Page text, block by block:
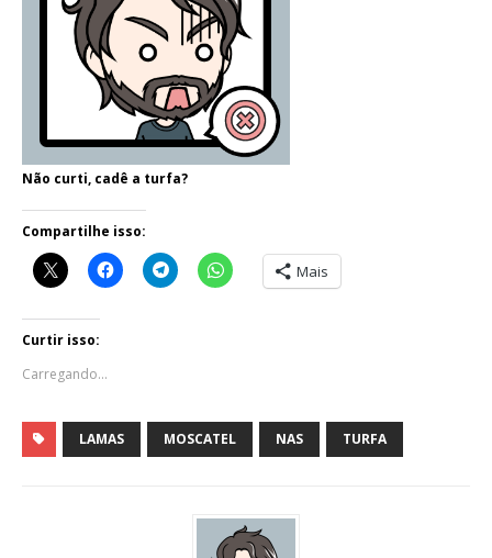
Não curti, cadê a turfa?
Compartilhe isso:
Mais
Curtir isso:
Carregando...
LAMAS MOSCATEL NAS TURFA